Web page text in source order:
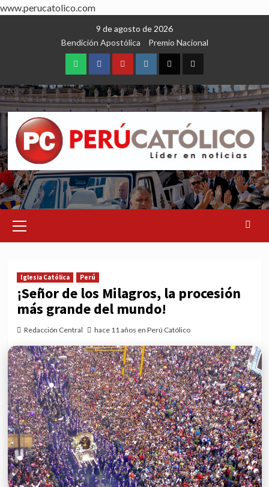
www.perucatolico.com
9 de agosto de 2026
Bendición Apostólica
Premio Nacional
WhatsAppFacebookYoutubeInstagram
X TikTok
Menu
Iglesia Católica Perú
¡Señor de los Milagros, la procesión
más grande del mundo!
Redacción Central hace 11 años en Perú Católico